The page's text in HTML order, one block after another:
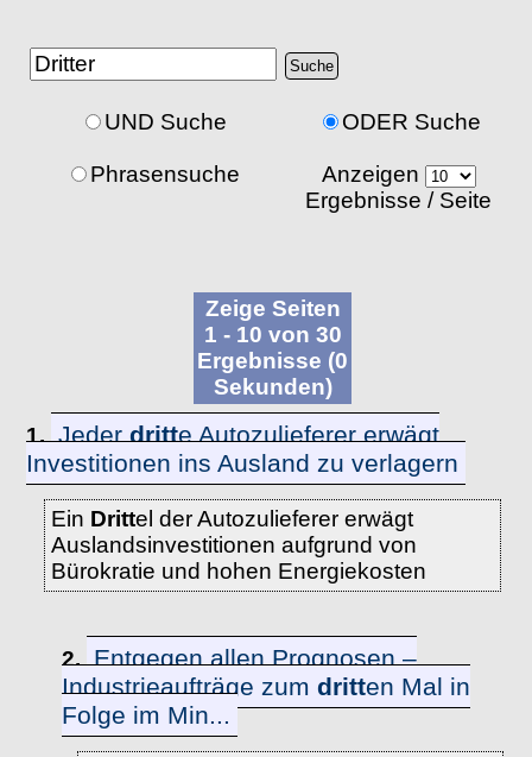
UND Suche
Phrasensuche
ODER Suche
Anzeigen
Ergebnisse / Seite
Zeige Seiten
1 - 10 von 30
Ergebnisse (0
Sekunden)
1. Jederdritte Autozulieferer erwägt
Investitionen ins Ausland zu verlagern
Ein Drittel der Autozulieferer erwägt
Auslandsinvestitionen aufgrund von
Bürokratie und hohen Energiekosten
2. Entgegen allen Prognosen –
Industrieaufträge zumdritten Mal in
Folge im Min...